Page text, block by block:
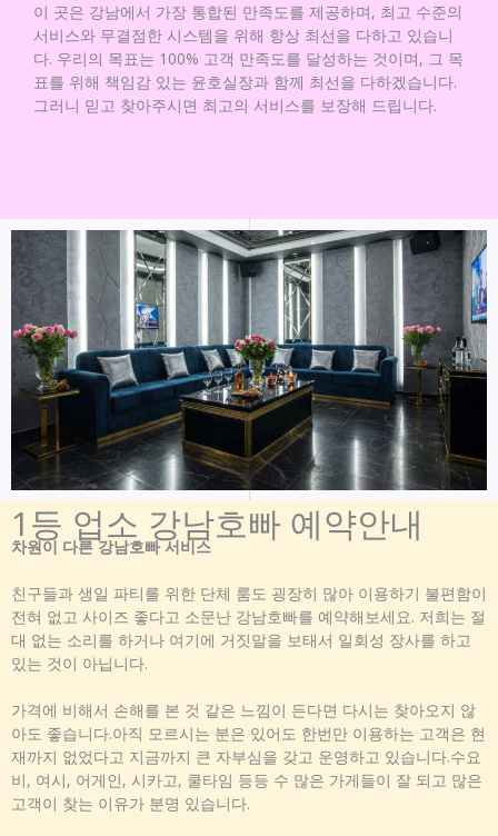
이 곳은 강남에서 가장 통합된 만족도를 제공하며, 최고 수준의
서비스와 무결점한 시스템을 위해 항상 최선을 다하고 있습니
다. 우리의 목표는 100% 고객 만족도를 달성하는 것이며, 그 목
표를 위해 책임감 있는 윤호실장과 함께 최선을 다하겠습니다.
그러니 믿고 찾아주시면 최고의 서비스를 보장해 드립니다.
1등 업소 강남호빠 예약안내
차원이 다른 강남호빠 서비스
친구들과 생일 파티를 위한 단체 룸도 굉장히 많아 이용하기 불편함이
전혀 없고 사이즈 좋다고 소문난 강남호빠를 예약해보세요. 저희는 절
대 없는 소리를 하거나 여기에 거짓말을 보태서 일회성 장사를 하고
있는 것이 아닙니다.
가격에 비해서 손해를 본 것 같은 느낌이 든다면 다시는 찾아오지 않
아도 좋습니다.아직 모르시는 분은 있어도 한번만 이용하는 고객은 현
재까지 없었다고 지금까지 큰 자부심을 갖고 운영하고 있습니다.수요
비, 여시, 어게인, 시카고, 쿨타임 등등 수 많은 가게들이 잘 되고 많은
고객이 찾는 이유가 분명 있습니다.